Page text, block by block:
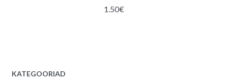
1.50€
KATEGOORIAD